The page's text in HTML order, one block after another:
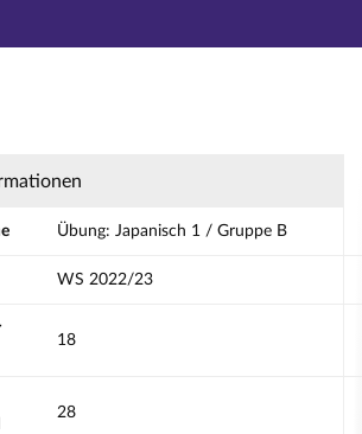
Hauptnavigation
1 / Gruppe B - Details
Übung: Japanisch 1 / Gruppe B
WS 2022/23
18
28